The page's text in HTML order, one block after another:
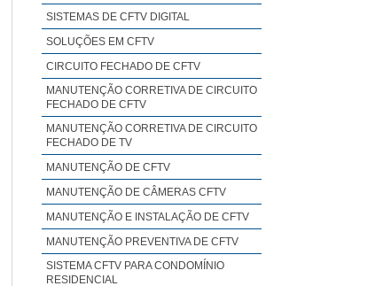
SISTEMAS DE CFTV DIGITAL
SOLUÇÕES EM CFTV
CIRCUITO FECHADO DE CFTV
MANUTENÇÃO CORRETIVA DE CIRCUITO
FECHADO DE CFTV
MANUTENÇÃO CORRETIVA DE CIRCUITO
FECHADO DE TV
MANUTENÇÃO DE CFTV
MANUTENÇÃO DE CÂMERAS CFTV
MANUTENÇÃO E INSTALAÇÃO DE CFTV
MANUTENÇÃO PREVENTIVA DE CFTV
SISTEMA CFTV PARA CONDOMÍNIO
RESIDENCIAL